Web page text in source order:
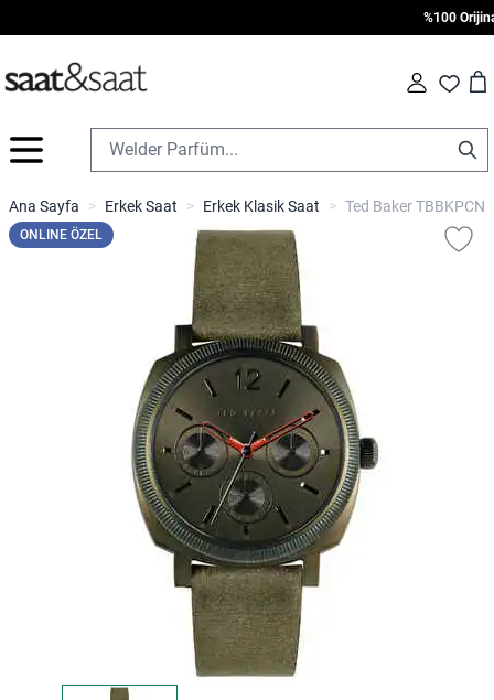
%100 Orijinal
Fav Cart
İçeriğe geç
Ana Sayfa > Erkek Saat > Erkek Klasik Saat > Ted Baker
ONLINE ÖZEL